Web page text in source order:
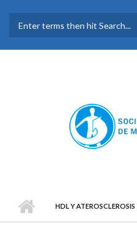
FORMULARIO DE
BÚSQUEDA
HDL Y ATEROSCLEROSIS